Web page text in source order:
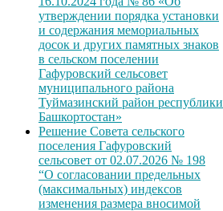
утверждении порядка установки
и содержания мемориальных
досок и других памятных знаков
в сельском поселении
Гафуровский сельсовет
муниципального района
Туймазинский район республики
Башкортостан»
Решение Совета сельского
поселения Гафуровский
сельсовет от 02.07.2026 № 198
“О согласовании предельных
(максимальных) индексов
изменения размера вносимой